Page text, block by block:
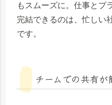
もスムーズに。仕事とプ
完結できるのは、忙しい
です。
チームでの共有